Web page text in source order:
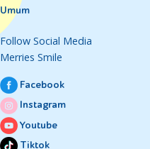
Umum
Follow Social Media
Merries Smile
Facebook
Instagram
Youtube
Tiktok